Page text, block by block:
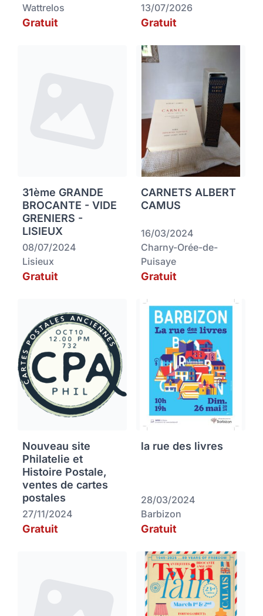
Wattrelos
Gratuit
13/07/2026
Gratuit
31ème GRANDE
BROCANTE - VIDE
GRENIERS -
LISIEUX
08/07/2024
Lisieux
Gratuit
CARNETS ALBERT
CAMUS
16/03/2024
Charny-Orée-de-
Puisaye
Gratuit
Nouveau site
Philatelie et
Histoire Postale,
ventes de cartes
postales
27/11/2024
Gratuit
la rue des livres
28/03/2024
Barbizon
Gratuit